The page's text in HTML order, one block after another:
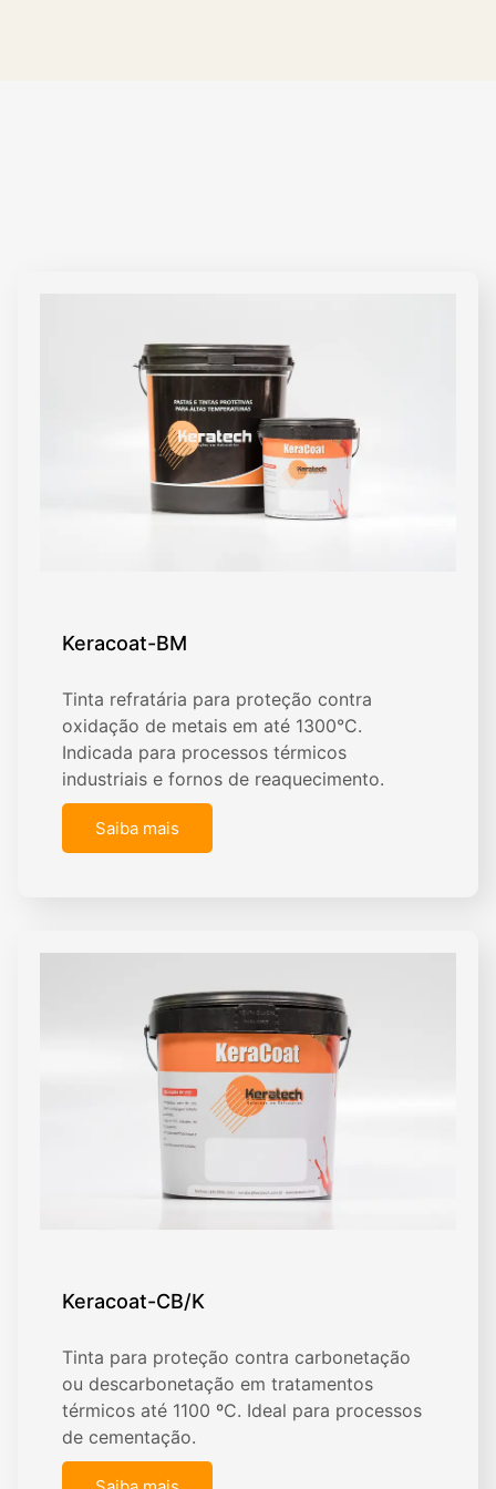
Keracoat-BM
Tinta refratária para proteção contra
oxidação de metais em até 1300°C.
Indicada para processos térmicos
industriais e fornos de reaquecimento.
Saiba mais
Keracoat-CB/K
Tinta para proteção contra carbonetação
ou descarbonetação em tratamentos
térmicos até 1100 ºC. Ideal para processos
de cementação.